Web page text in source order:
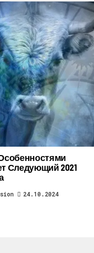
Следующий 2021
24.10.2024